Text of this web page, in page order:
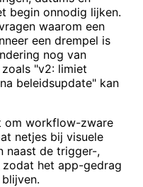
begin onnodig lijken.
waarom een
een drempel is
nog van
"v2: limiet
beleidsupdate" kan
om workflow-zware
netjes bij visuele
naast de trigger-,
het app-gedrag